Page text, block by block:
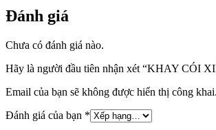
Đánh giá
Chưa có đánh giá nào.
Hãy là người đầu tiên nhận xét “KHAY CÓI
Email của bạn sẽ không được hiển thị công khai.
Đánh giá của bạn *